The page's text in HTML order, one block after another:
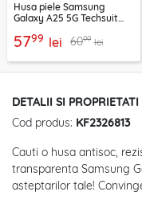
Husa piele Samsung
Galaxy A25 5G Techsuit
5799 lei 6099 lei
DETALII SI PROPRIETATI
Cod produs: KF2326813
Cauti o husa antisoc,
transparenta Samsung
asteptarilor tale!